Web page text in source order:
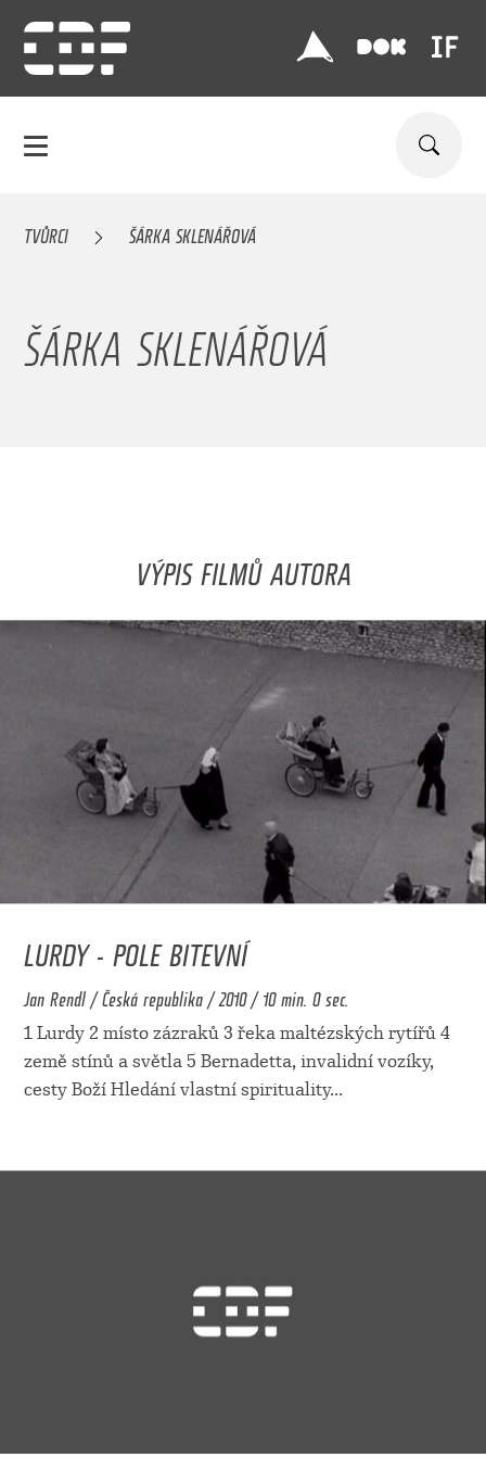
TVŮRCI ŠÁRKA SKLENÁŘOVÁ
ŠÁRKA SKLENÁŘOVÁ
VÝPIS FILMŮ AUTORA
LURDY - POLE BITEVNÍ
Jan Rendl / Česká republika / 2010 / 10 min. 0 sec.
1 Lurdy 2 místo zázraků 3 řeka maltézských rytířů 4
země stínů a světla 5 Bernadetta, invalidní vozíky,
cesty Boží Hledání vlastní spirituality...